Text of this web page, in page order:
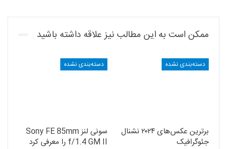
ممکن است به این مطالب نیز علاقه داشته باشید
دسته‌بندی نشده
برترین عکس‌های ۲۰۲۴ نشنال
جئوگرافیک
دسته‌بندی نشده
سونی لنز Sony FE 85mm
f/1.4 GM II را معرفی کرد